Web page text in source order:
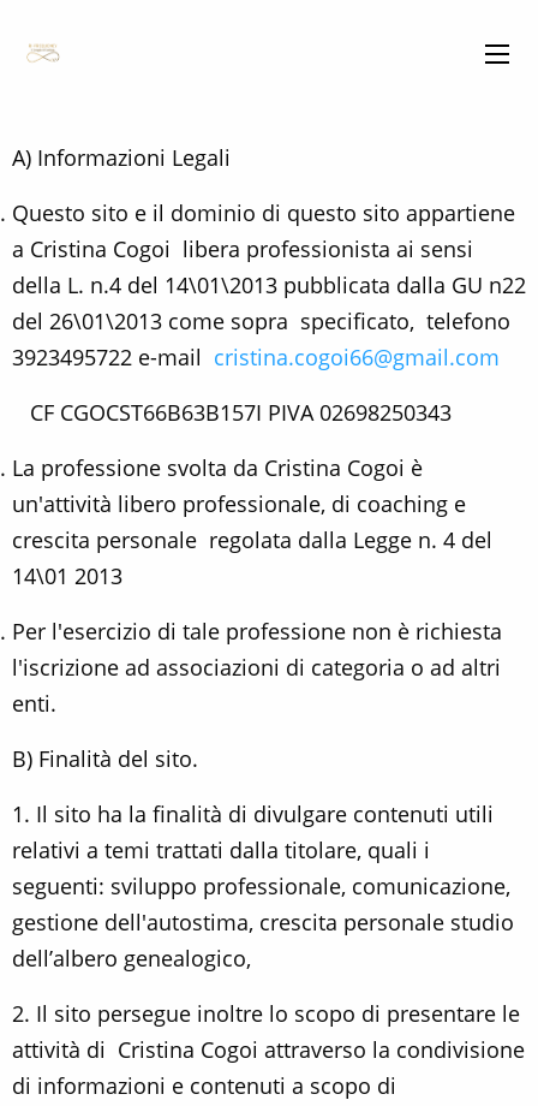
A) Informazioni Legali
Questo sito e il dominio di questo sito appartiene
a Cristina Cogoi libera professionista ai sensi
della L. n.4 del 14\01\2013 pubblicata dalla GU n22
del 26\01\2013 come sopra specificato, telefono
3923495722 e-mail cristina.cogoi66@gmail.com
CF CGOCST66B63B157I PIVA 02698250343
La professione svolta da Cristina Cogoi è
un'attività libero professionale, di coaching e
crescita personale regolata dalla Legge n. 4 del
14\01 2013
Per l'esercizio di tale professione non è richiesta
l'iscrizione ad associazioni di categoria o ad altri
enti.
B) Finalità del sito.
1. Il sito ha la finalità di divulgare contenuti utili
relativi a temi trattati dalla titolare, quali i
seguenti: sviluppo professionale, comunicazione,
gestione dell'autostima, crescita personale studio
dell’albero genealogico,
2. Il sito persegue inoltre lo scopo di presentare le
attività di Cristina Cogoi attraverso la condivisione
di informazioni e contenuti a scopo di